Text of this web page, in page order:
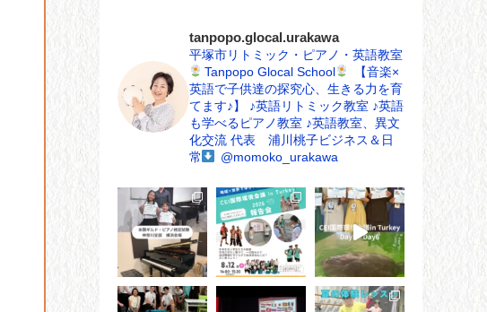
tanpopo.glocal.urakawa
平塚市リトミック・ピアノ・英語教室
Tanpopo Glocal School
【音楽×
英語で子供達の探究心、生きる力を育
てます♪】
♪英語リトミック教室 ♪英語
も学べるピアノ教室 ♪英語教室、異文
化交流 代表 浦川桃子ビジネス＆日
常
@momoko_urakawa